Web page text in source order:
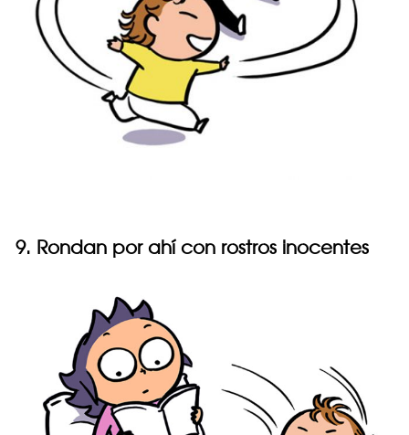
9. Rondan por ahí con rostros inocentes